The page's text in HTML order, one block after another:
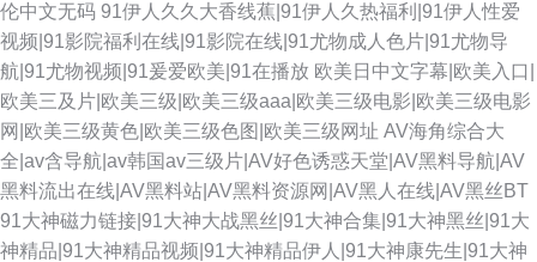
伦中文无码 91伊人久久大香线蕉|91伊人久热福利|91伊人性爱
视频|91影院福利在线|91影院在线|91尤物成人色片|91尤物导
航|91尤物视频|91爰爱欧美|91在播放 欧美日中文字幕|欧美入口|
欧美三及片|欧美三级|欧美三级aaa|欧美三级电影|欧美三级电影
网|欧美三级黄色|欧美三级色图|欧美三级网址 AV海角综合大
全|av含导航|av韩国av三级片|AV好色诱惑天堂|AV黑料导航|AV
黑料流出在线|AV黑料站|AV黑料资源网|AV黑人在线|AV黑丝BT
91大神磁力链接|91大神大战黑丝|91大神合集|91大神黑丝|91大
神精品|91大神精品视频|91大神精品伊人|91大神康先生|91大神